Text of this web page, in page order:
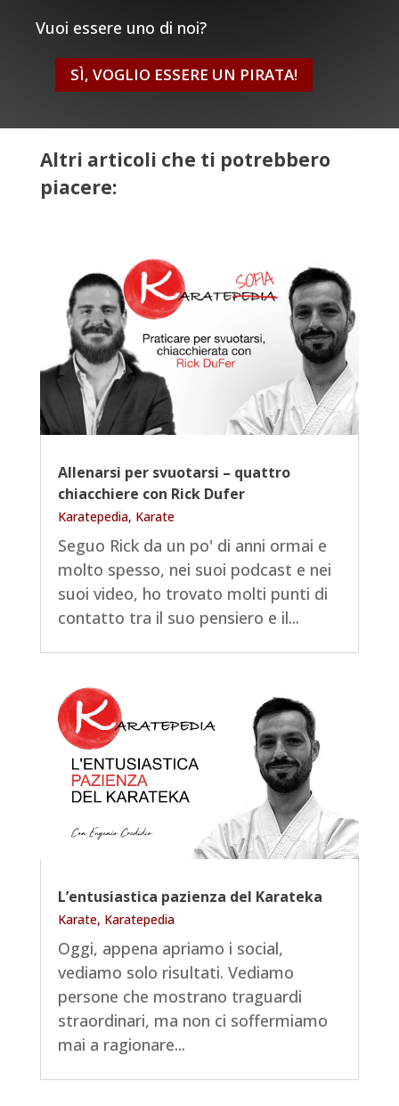
Vuoi essere uno di noi?
SÌ, VOGLIO ESSERE UN PIRATA!
Altri articoli che ti potrebbero
piacere:
Allenarsi per svuotarsi – quattro
chiacchiere con Rick Dufer
Karatepedia, Karate
Seguo Rick da un po' di anni ormai e
molto spesso, nei suoi podcast e nei
suoi video, ho trovato molti punti di
contatto tra il suo pensiero e il...
L’entusiastica pazienza del Karateka
Karate, Karatepedia
Oggi, appena apriamo i social,
vediamo solo risultati. Vediamo
persone che mostrano traguardi
straordinari, ma non ci soffermiamo
mai a ragionare...